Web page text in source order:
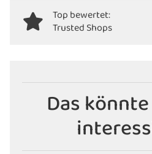
Top bewertet:
Trusted Shops
Das